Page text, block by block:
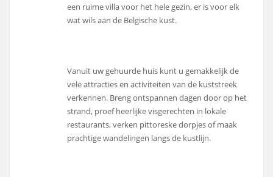
een ruime villa voor het hele gezin, er is voor elk
wat wils aan de Belgische kust.
Vanuit uw gehuurde huis kunt u gemakkelijk de
vele attracties en activiteiten van de kuststreek
verkennen. Breng ontspannen dagen door op het
strand, proef heerlijke visgerechten in lokale
restaurants, verken pittoreske dorpjes of maak
prachtige wandelingen langs de kustlijn.